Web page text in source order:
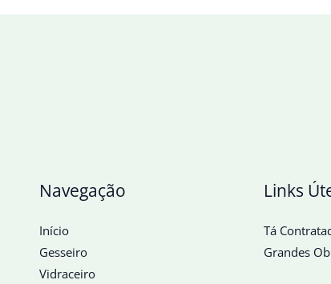
Navegação
Início
Gesseiro
Vidraceiro
Links
Tá
Grandes